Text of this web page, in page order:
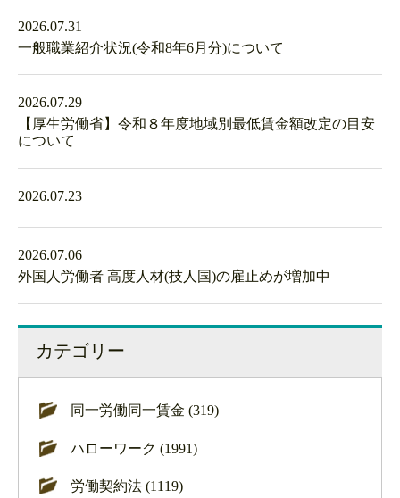
2026.07.31
一般職業紹介状況(令和8年6月分)について
2026.07.29
【厚生労働省】令和８年度地域別最低賃金額改定の目安
について
2026.07.23
2026.07.06
外国人労働者 高度人材(技人国)の雇止めが増加中
カテゴリー
同一労働同一賃金 (319)
ハローワーク (1991)
労働契約法 (1119)